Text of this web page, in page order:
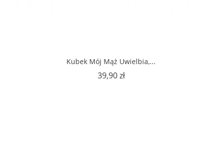
Kubek Mój Mąż Uwielbia,...
39,90 złCena